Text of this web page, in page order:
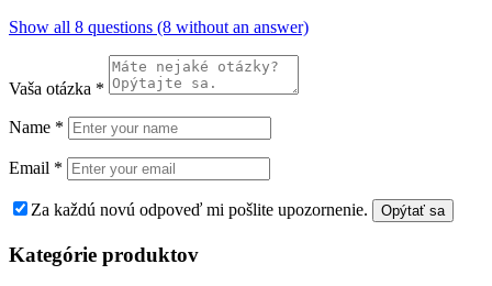
Show all 8 questions (8 without an answer)
Vaša otázka *
Name *
Email *
Za každú novú odpoveď mi pošlite upozornenie.
Kategórie produktov